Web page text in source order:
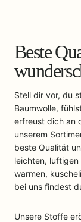
Beste
Stell dir vor, du
Baumwolle,
erfreust dich an
unserem
beste Qualität
leichten,
warmen,
bei uns findest
Unsere Stoffe